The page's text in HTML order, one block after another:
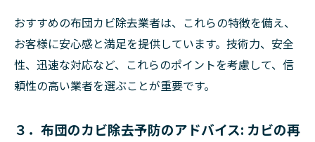
おすすめの布団カビ除去業者は、これらの特徴を備え、
お客様に安心感と満足を提供しています。技術力、安全
性、迅速な対応など、これらのポイントを考慮して、信
頼性の高い業者を選ぶことが重要です。
３．布団のカビ除去予防のアドバイス: カビの再